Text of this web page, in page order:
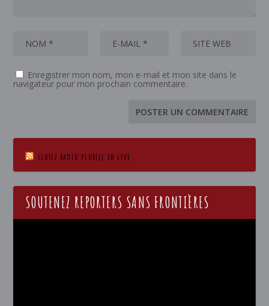
Enregistrer mon nom, mon e-mail et mon site dans le
navigateur pour mon prochain commentaire.
ECOTEZ RADIO PLURIEL EN LIVE
SOUTENEZ REPORTERS SANS FRONTIÈRES